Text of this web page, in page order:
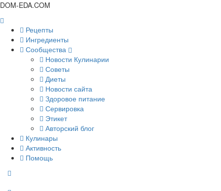
DOM-EDA.COM
Рецепты
Ингредиенты
Сообщества
Новости Кулинарии
Советы
Диеты
Новости сайта
Здоровое питание
Сервировка
Этикет
Авторский блог
Кулинары
Активность
Помощь